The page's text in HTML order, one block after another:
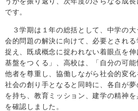
です。
３学期は１年の総括として、中学の大
会的問題の解決に向けて、必要とされ
捉え、既成概念に捉われない着眼点を
基盤をつくる」、高校は、「自分の可能
他者を尊重し、協働しながら社会的変
社会の創り手となると同時に、各自が
を持ち、教育ミッション、建学の精神
を確認しました。